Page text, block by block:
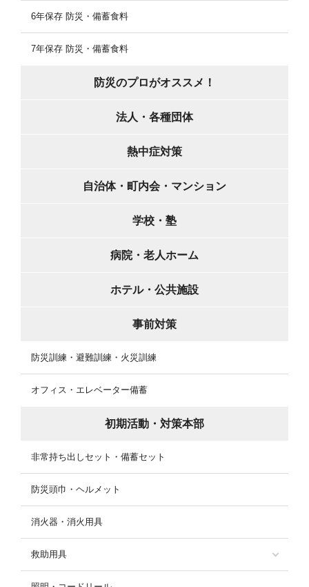
6年保存 防災・備蓄食料
7年保存 防災・備蓄食料
防災のプロがオススメ！
法人・各種団体
熱中症対策
自治体・町内会・マンション
学校・塾
病院・老人ホーム
ホテル・公共施設
事前対策
防災訓練・避難訓練・火災訓練
オフィス・エレベーター備蓄
初期活動・対策本部
非常持ち出しセット・備蓄セット
防災頭巾・ヘルメット
消火器・消火用具
救助用具